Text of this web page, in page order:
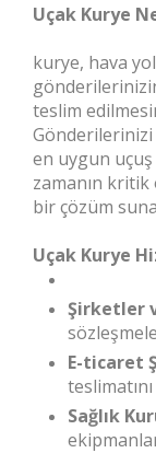
Uçak Kurye
kurye, hava
teslim
Gönderilerinizi
en uygun uçuş
zamanın kritik
bir çözüm
Uçak Kurye
Şirketler
E-ticaret
Sağlık